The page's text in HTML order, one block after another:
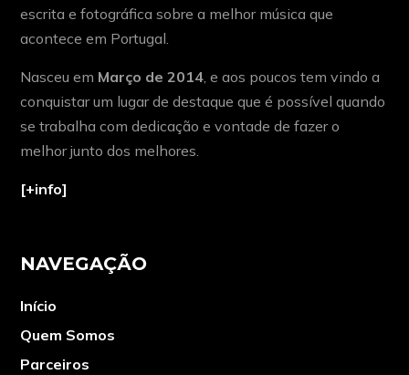
escrita e fotográfica sobre a melhor música que
acontece em Portugal.
Nasceu em Março de 2014, e aos poucos tem vindo a
conquistar um lugar de destaque que é possível quando
se trabalha com dedicação e vontade de fazer o
melhor junto dos melhores.
[+info]
NAVEGAÇÃO
Início
Quem Somos
Parceiros